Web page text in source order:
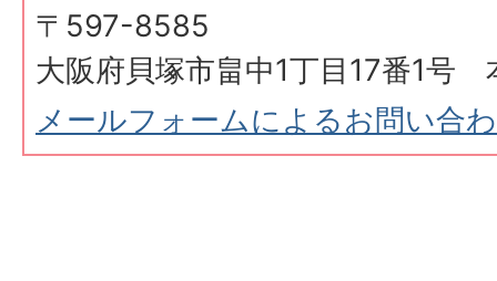
〒597-8585
大阪府貝塚市畠中1丁目17番1号
メールフォームによるお問い合